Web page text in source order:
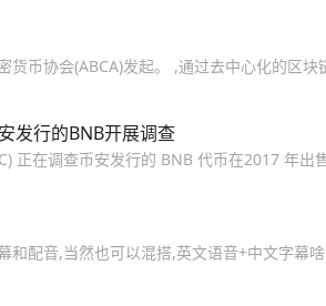
币协会(ABCA)发起。 ,通过去中心化的区块
发行的BNB开展调查
正在调查币安发行的 BNB 代币在2017 年出
和配音,当然也可以混搭,英文语音+中文字幕